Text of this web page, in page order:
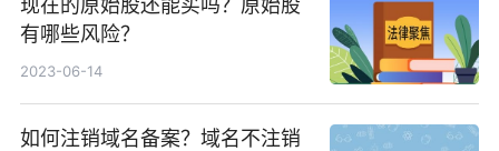
现在的原始股还能买吗？原始股
有哪些风险？
2023-06-14
如何注销域名备案？域名不注销